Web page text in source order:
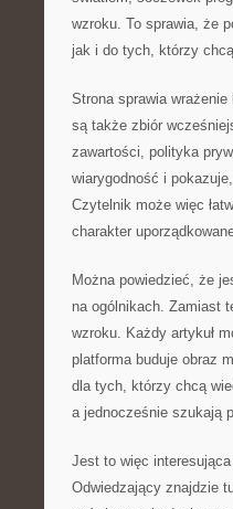
wzroku. To sprawia, że
jak i do tych, którzy
Strona sprawia
są także zbiór
zawartości, polityka
wiarygodność i
Czytelnik może więc
charakter
Można powiedzieć, że
na ogólnikach. Zamiast
wzroku. Każdy artykuł
platforma buduje obraz
dla tych, którzy chcą
a jednocześnie szukają
Jest to więc
Odwiedzający znajdzie